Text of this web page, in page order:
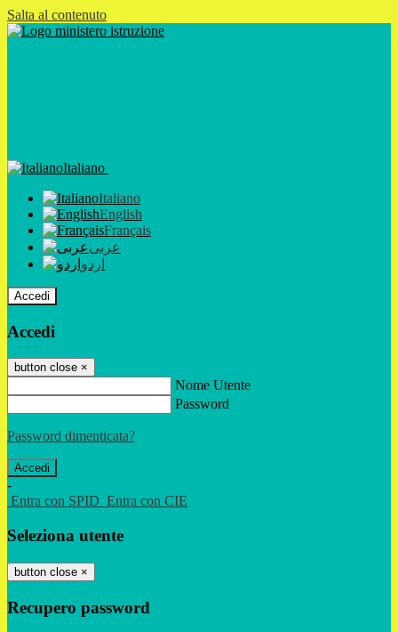
Salta al contenuto
Italiano
Italiano
English
Français
عربى
اردو
Accedi
Accedi
button close ×
Nome Utente
Password
Password dimenticata?
-
Entra con SPID Entra con CIE
Seleziona utente
button close ×
Recupero password